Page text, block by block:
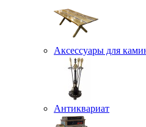
Аксессуары для
Антиквариат